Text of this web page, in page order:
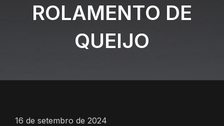
ROLAMENTO DE
QUEIJO
16 de setembro de 2024